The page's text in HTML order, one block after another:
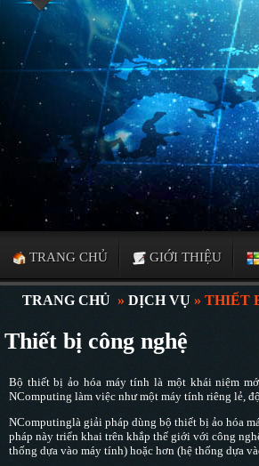
TRANG CHỦ GIỚI THIỆU
TRANG CHỦ » DỊCH VỤ » THIẾT
Thiết bị công nghệ
Bộ thiết bị ảo hóa máy tính là một khái niệm
NComputing làm việc như một máy tính riêng lẻ,
NComputinglà giải pháp dùng bộ thiết bị ảo hóa
pháp này triển khai trên khắp thế giới với công
thống dựa vào máy tính) hoặc hơn (hệ thống dựa